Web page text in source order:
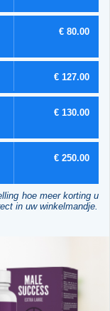
€ 80.00
€ 127.00
€ 130.00
€ 250.00
hoe meer korting u
in uw winkelmandje.